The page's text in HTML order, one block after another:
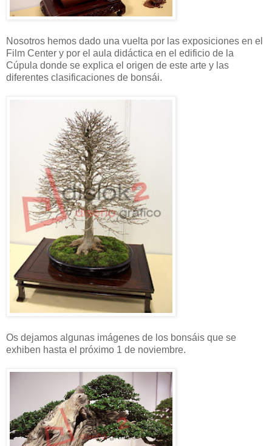
Nosotros hemos dado una vuelta por las exposiciones en el
Film Center y por el aula didáctica en el edificio de la
Cúpula donde se explica el origen de este arte y las
diferentes clasificaciones de bonsái.
Os dejamos algunas imágenes de los bonsáis que se
exhiben hasta el próximo 1 de noviembre.